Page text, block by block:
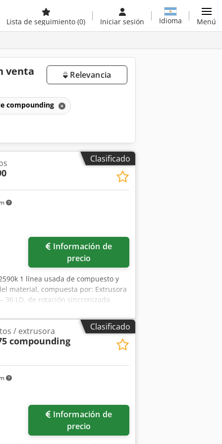
Lista de seguimiento (0) Iniciar sesión Idioma Menú
venta Relevancia
compounding
Clasificado
precio
1 línea usada de compuesto y
material, compuesta por: Extrusora
36 LD, de rotación sincronizada
de rotación del tornillo de
dosificación TSD 75, de doble
tamices, n.º 1, modelo K-HS-Y,
de 22 kW 1 cambiador de tamices,
1 cabezal de hilado con 32
1 granulador de hilos SG 300,
Inspección/demostración
y accesorios en nuestra
Ahkeck
Clasificado
/ extrusora
compounding
precio